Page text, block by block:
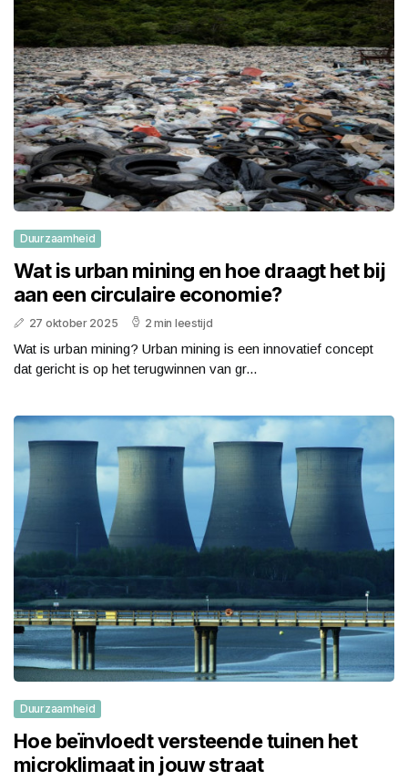
Duurzaamheid
Wat is urban mining en hoe draagt het bij
aan een circulaire economie?
27 oktober 2025 2 min leestijd
Wat is urban mining? Urban mining is een innovatief concept
dat gericht is op het terugwinnen van gr...
Duurzaamheid
Hoe beïnvloedt versteende tuinen het
microklimaat in jouw straat